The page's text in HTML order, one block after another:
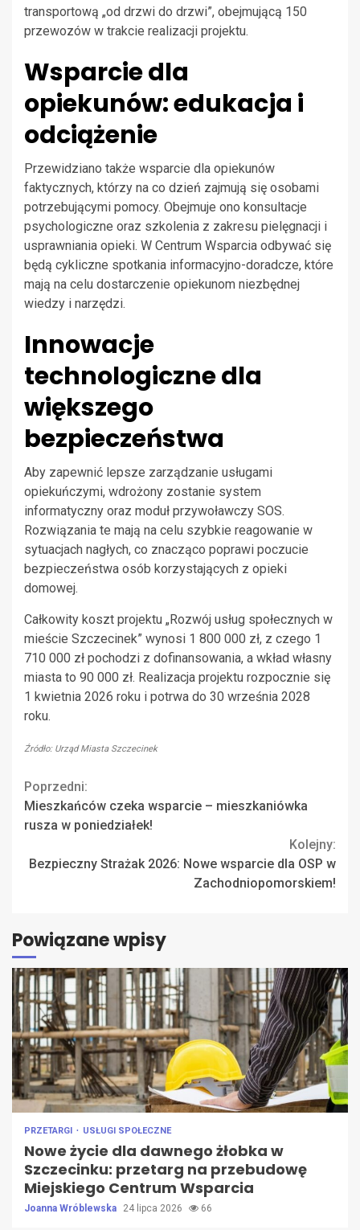
transportową „od drzwi do drzwi”, obejmującą 150
przewozów w trakcie realizacji projektu.
Wsparcie dla
opiekunów: edukacja i
odciążenie
Przewidziano także wsparcie dla opiekunów
faktycznych, którzy na co dzień zajmują się osobami
potrzebującymi pomocy. Obejmuje ono konsultacje
psychologiczne oraz szkolenia z zakresu pielęgnacji i
usprawniania opieki. W Centrum Wsparcia odbywać się
będą cykliczne spotkania informacyjno-doradcze, które
mają na celu dostarczenie opiekunom niezbędnej
wiedzy i narzędzi.
Innowacje
technologiczne dla
większego
bezpieczeństwa
Aby zapewnić lepsze zarządzanie usługami
opiekuńczymi, wdrożony zostanie system
informatyczny oraz moduł przywoławczy SOS.
Rozwiązania te mają na celu szybkie reagowanie w
sytuacjach nagłych, co znacząco poprawi poczucie
bezpieczeństwa osób korzystających z opieki
domowej.
Całkowity koszt projektu „Rozwój usług społecznych w
mieście Szczecinek” wynosi 1 800 000 zł, z czego 1
710 000 zł pochodzi z dofinansowania, a wkład własny
miasta to 90 000 zł. Realizacja projektu rozpocznie się
1 kwietnia 2026 roku i potrwa do 30 września 2028
roku.
Źródło: Urząd Miasta Szczecinek
Continue
Reading
Poprzedni:
Mieszkańców czeka wsparcie – mieszkaniówka
rusza w poniedziałek!
Kolejny:
Bezpieczny Strażak 2026: Nowe wsparcie dla OSP w
Zachodniopomorskiem!
Powiązane wpisy
PRZETARGI USŁUGI SPOŁECZNE
Nowe życie dla dawnego żłobka w
Szczecinku: przetarg na przebudowę
Miejskiego Centrum Wsparcia
Joanna Wróblewska 24 lipca 2026 66